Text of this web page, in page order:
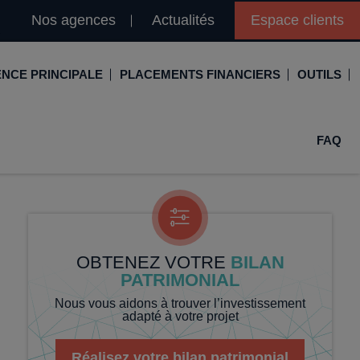
Nos agences Actualités Espace clients
PRINCIPALE
son crédit immobilier
PLACEMENTS FINANCIERS
PEA
SCPI
FCPI
OUTILS
Le guide de la loi Denormandie 2026
Simulation prêt immobilier
Nos vidéos
Nos Podcasts
FAQ
OBTENEZ VOTRE BILAN
PATRIMONIAL
Nous vous aidons à trouver l’investissement
adapté à votre projet